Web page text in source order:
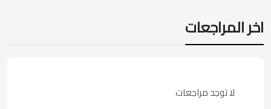
اخر المراجعات
لا توجد مراجعات